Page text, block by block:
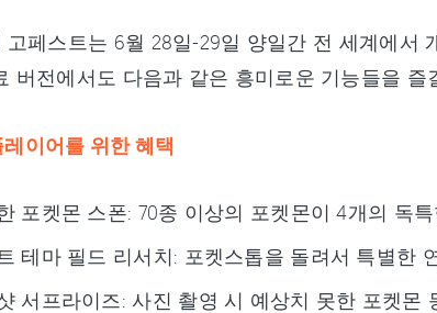
고페스트는 6월 28일-29일 양일간 전 세계에서
버전에서도 다음과 같은 흥미로운 기능들을 즐
이어를 위한 혜택
포켓몬 스폰: 70종 이상의 포켓몬이 4개의 독
테마 필드 리서치: 포켓스톱을 돌려서 특별한
서프라이즈: 사진 촬영 시 예상치 못한 포켓몬